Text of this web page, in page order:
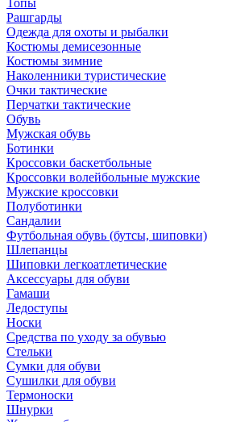
Топы
Рашгарды
Одежда для охоты и рыбалки
Костюмы демисезонные
Костюмы зимние
Наколенники туристические
Очки тактические
Перчатки тактические
Обувь
Мужская обувь
Ботинки
Кроссовки баскетбольные
Кроссовки волейбольные мужские
Мужские кроссовки
Полуботинки
Сандалии
Футбольная обувь (бутсы, шиповки)
Шлепанцы
Шиповки легкоатлетические
Аксессуары для обуви
Гамаши
Ледоступы
Носки
Средства по уходу за обувью
Стельки
Сумки для обуви
Сушилки для обуви
Термоноски
Шнурки